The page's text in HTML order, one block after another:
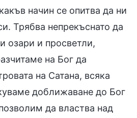
начин се опитва да ни
Трябва непрекъснато да
озари и просветли,
на Бог да
на Сатана, всяка
доближаване до Бог
да властва над